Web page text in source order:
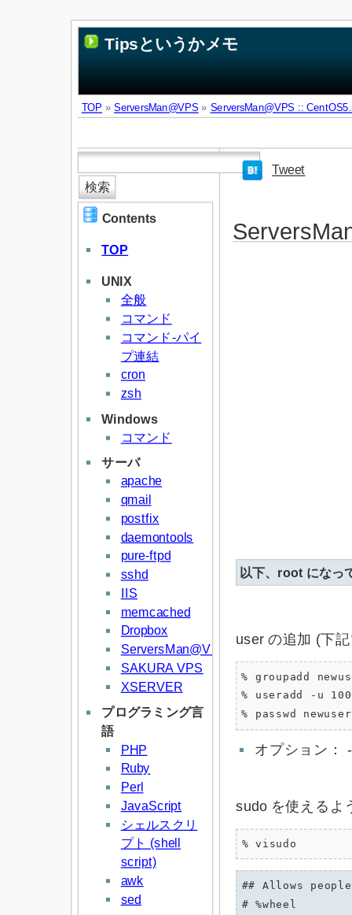
Tipsというかメモ
TOP »ServersMan@VPS » ServersMan@VPS ::
Contents
TOP
UNIX
全般
コマンド
コマンド-パイ
プ連結
cron
zsh
Windows
コマンド
サーバ
apache
qmail
postfix
daemontools
pure-ftpd
sshd
IIS
memcached
Dropbox
ServersMan@VPS
SAKURA VPS
XSERVER
プログラミング言
語
PHP
Ruby
Perl
JavaScript
シェルスクリ
プト (shell
script)
awk
sed
Tweet
以下、root になっ
user の追加 (下
% groupadd
% useradd -u
% passwd newuser
オプション：
sudo を使えるよ
% visudo
## Allows